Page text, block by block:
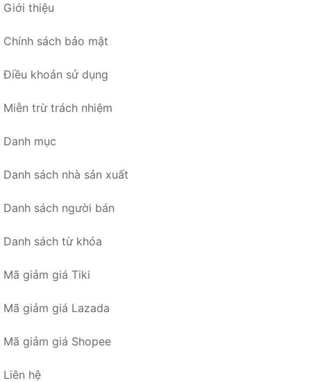
Giới thiệu
Chính sách bảo mật
Điều khoản sử dụng
Miễn trừ trách nhiệm
Danh mục
Danh sách nhà sản xuất
Danh sách người bán
Danh sách từ khóa
Mã giảm giá Tiki
Mã giảm giá Lazada
Mã giảm giá Shopee
Liên hệ